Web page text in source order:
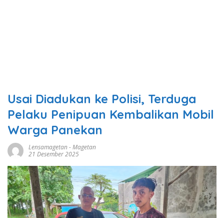
Usai Diadukan ke Polisi, Terduga
Pelaku Penipuan Kembalikan Mobil
Warga Panekan
Lensamagetan-Magetan
21 Desember 2025